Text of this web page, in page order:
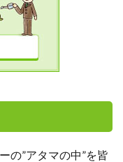
の”アタマの中”を皆